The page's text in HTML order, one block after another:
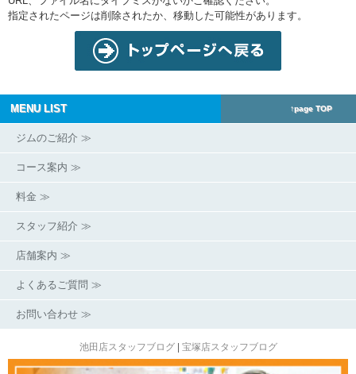
指定されたページは削除されたか、移動した可能性があります。
MENU LIST ↑page TOP
ジムのご紹介 ≫
コース案内 ≫
料金 ≫
スタッフ紹介 ≫
店舗案内 ≫
よくあるご質問 ≫
お問い合わせ ≫
池田店スタッフブログ| 宝塚店スタッフブログ